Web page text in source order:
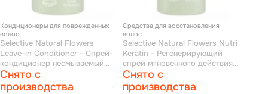
Кондиционеры для поврежденных
волос
Selective Natural Flowers
Leave-in Conditioner - Спрей-
кондиционер несмываемый
200 мл
Снято с
производства
Средства для восстановления
волос
Selective Natural Flowers Nutri
Кeratin - Регенерирующий
спрей мгновенного действия
150 мл
Снято с
производства